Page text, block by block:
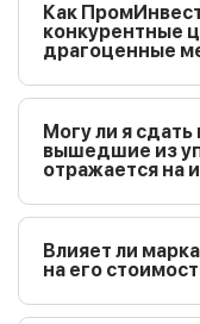
Как
конкурентные
драгоценные
Могу ли я
вышедшие из
отражается на
Влияет ли
на его